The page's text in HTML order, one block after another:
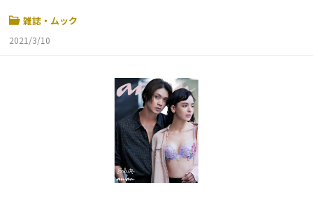
雑誌・ムック
2021/3/10